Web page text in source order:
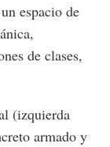
espacio de
de clases,
(izquierda
armado y